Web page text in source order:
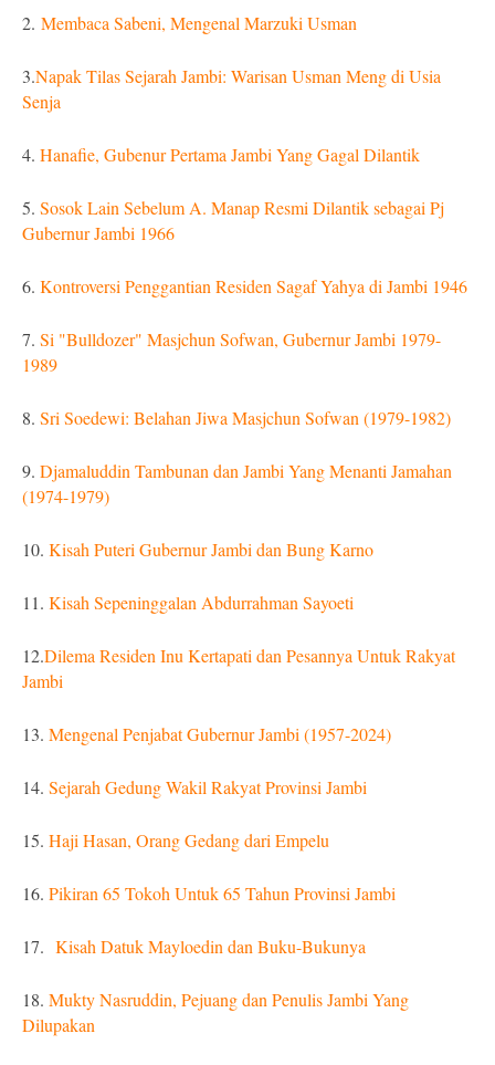
2. Membaca Sabeni, Mengenal Marzuki Usman
3.Napak Tilas Sejarah Jambi: Warisan Usman Meng di Usia
Senja
4. Hanafie, Gubenur Pertama Jambi Yang Gagal Dilantik
5. Sosok Lain Sebelum A. Manap Resmi Dilantik sebagai Pj
Gubernur Jambi 1966
6. Kontroversi Penggantian Residen Sagaf Yahya di Jambi 1946
7. Si "Bulldozer" Masjchun Sofwan, Gubernur Jambi 1979-
1989
8. Sri Soedewi: Belahan Jiwa Masjchun Sofwan (1979-1982)
9. Djamaluddin Tambunan dan Jambi Yang Menanti Jamahan
(1974-1979)
10. Kisah Puteri Gubernur Jambi dan Bung Karno
11. Kisah Sepeninggalan Abdurrahman Sayoeti
12.Dilema Residen Inu Kertapati dan Pesannya Untuk Rakyat
Jambi
13. Mengenal Penjabat Gubernur Jambi (1957-2024)
14. Sejarah Gedung Wakil Rakyat Provinsi Jambi
15. Haji Hasan, Orang Gedang dari Empelu
16. Pikiran 65 Tokoh Untuk 65 Tahun Provinsi Jambi
17. Kisah Datuk Mayloedin dan Buku-Bukunya
18. Mukty Nasruddin, Pejuang dan Penulis Jambi Yang
Dilupakan